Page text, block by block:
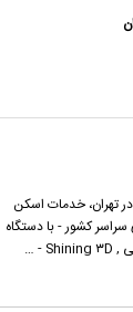
خدمات اسکن
کشور - با دستگاه